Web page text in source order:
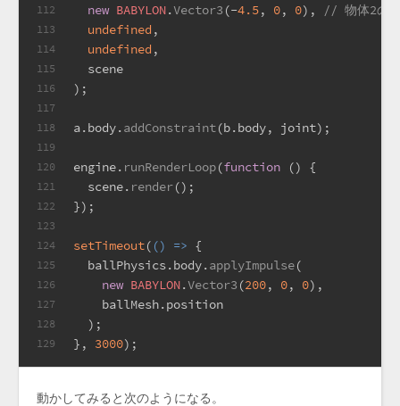
112
113
114
115
116
117
118
119
120
121
122
123
124
125
126
127
128
129
new BABYLON.Vector3 (-4.5, 0, 0),
// 物体2の
undefined ,
undefined ,
  scene
);
a.body.addConstraint(b.body, joint);
engine. runRenderLoop(function () {
  scene.
render();
});
setTimeout( () => {
  ballPhysics.
body.applyImpulse(
new BABYLON.Vector3 (200, 0, 0),
    ballMesh.
position
  );
}, 3000);
動かしてみると次のようになる。